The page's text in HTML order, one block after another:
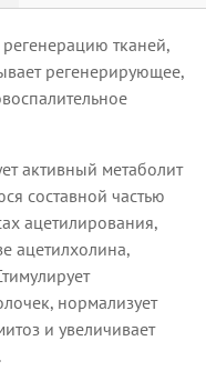
тканей,
регенерирующее,
активный метаболит
составной частью
ацетилирования,
ацетилхолина,
нормализует
и увеличивает